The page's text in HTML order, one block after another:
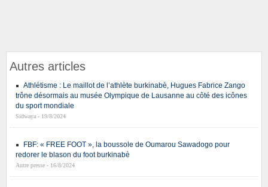
Autres articles
Athlétisme : Le maillot de l’athlète burkinabè, Hugues Fabrice Zango
trône désormais au musée Olympique de Lausanne au côté des icônes
du sport mondiale
Sidwaya - 19/8/2024
FBF: « FREE FOOT », la boussole de Oumarou Sawadogo pour
redorer le blason du foot burkinabè
Autre presse - 16/8/2024